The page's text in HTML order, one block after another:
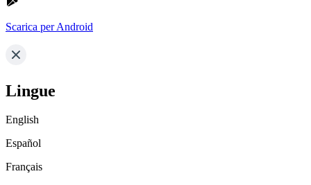
Scarica per Android
Lingue
English
Español
Français